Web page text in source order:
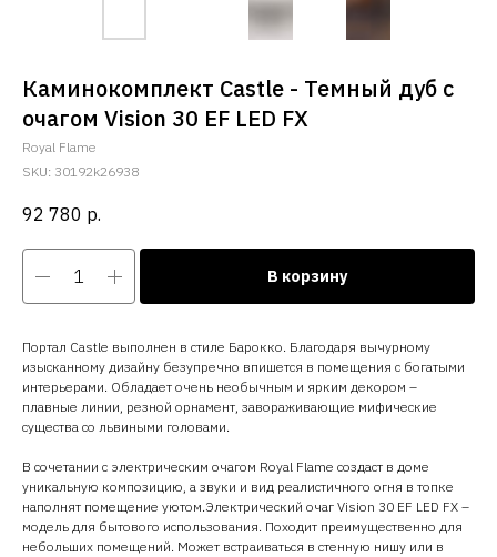
Каминокомплект Castle - Темный дуб с
очагом Vision 30 EF LED FX
Royal Flame
SKU: 30192k26938
92 780 р.
В корзину
Портал Castle выполнен в стиле Барокко. Благодаря вычурному
изысканному дизайну безупречно впишется в помещения с богатыми
интерьерами. Обладает очень необычным и ярким декором –
плавные линии, резной орнамент, завораживающие мифические
существа со львиными головами.
В сочетании с электрическим очагом Royal Flame создаст в доме
уникальную композицию, а звуки и вид реалистичного огня в топке
наполнят помещение уютом.Электрический очаг Vision 30 EF LED FX –
модель для бытового использования. Походит преимущественно для
небольших помещений. Может встраиваться в стенную нишу или в